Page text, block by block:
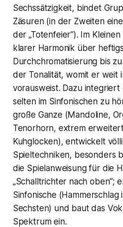
Sechssätzigkeit, bindet
Zäsuren (in der Zweiten
der„Totenfeier“). Im
klarer Harmonik über
Durchchromatisierung bis
der Tonalität, womit er weit
vorausweist. Dazu
selten im Sinfonischen zu
große Ganze (Mandoline,
Tenorhorn, extrem
Kuhglocken), entwickelt
Spieltechniken, besonders
die Spielanweisung für die
„Schalltrichter nach oben“;
Sinfonische
Sechsten) und baut das
Spektrum ein.